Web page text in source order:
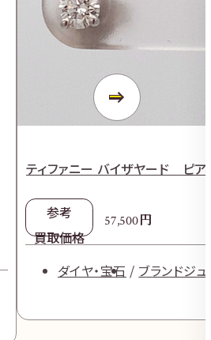
ティファニー バイザヤード ピア
参考
買取価格
57,500円
ダイヤ・宝石 ブランドジ